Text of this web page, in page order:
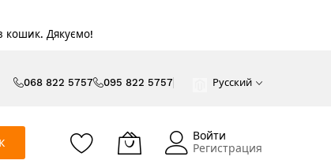
кошик. Дякуємо!
068 822 5757 095 822 5757 Русский
Войти
Регистрация